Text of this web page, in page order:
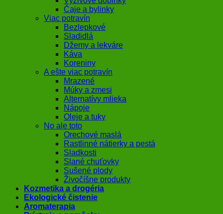
Čaje a bylinky
Viac potravín
Bezlepkové
Sladidlá
Džemy a lekváre
Káva
Koreniny
A ešte viac potravín
Mrazené
Múky a zmesi
Alternatívy mlieka
Nápoje
Oleje a tuky
No ale toto
Orechové maslá
Rastlinné nátierky a pestá
Sladkosti
Slané chuťovky
Sušené plody
Živočíšne produkty
Kozmetika a drogéria
Ekologické čistenie
Aromaterapia